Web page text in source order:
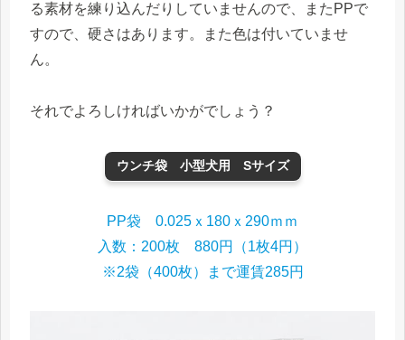
る素材を練り込んだりしていませんので、またPPで
すので、硬さはあります。また色は付いていませ
ん。
それでよろしければいかがでしょう？
ウンチ袋 小型犬用 Sサイズ
PP袋 0.025ｘ180ｘ290ｍｍ
入数：200枚 880円（1枚4円）
※2袋（400枚）まで運賃285円